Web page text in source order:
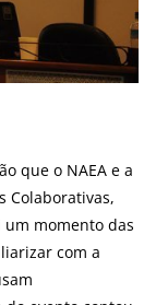
que o NAEA e a
Colaborativas,
um momento das
com a